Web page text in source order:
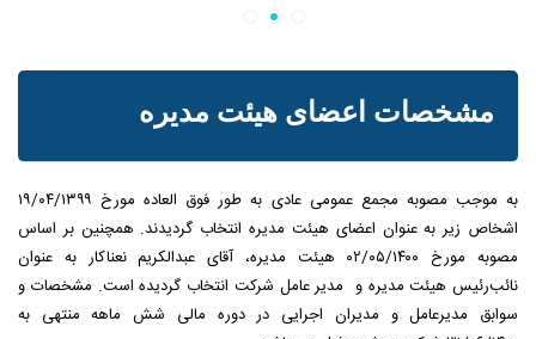
اشخاص زیر به عنوان اعضای هیئت مدیره انتخاب گردیدند. همچنین بر اساس
مصوبه مورخ ۰۲/۰۵/۱۴۰۰ هیئت مدیره، آقای عبدالکریم نعناکار به عنوان
نائب‌رئیس هیئت مدیره و مدیر عامل شرکت انتخاب گردیده است. مشخصات و
سوابق مدیرعامل و مدیران اجرایی در دوره مالی شش ماهه منتهی به
۳۱/۰۶/۱۴۰۰ شرکت به شرح ذیل می باشد؛